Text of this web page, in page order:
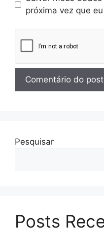
próxima vez que
Pesquisar
Posts